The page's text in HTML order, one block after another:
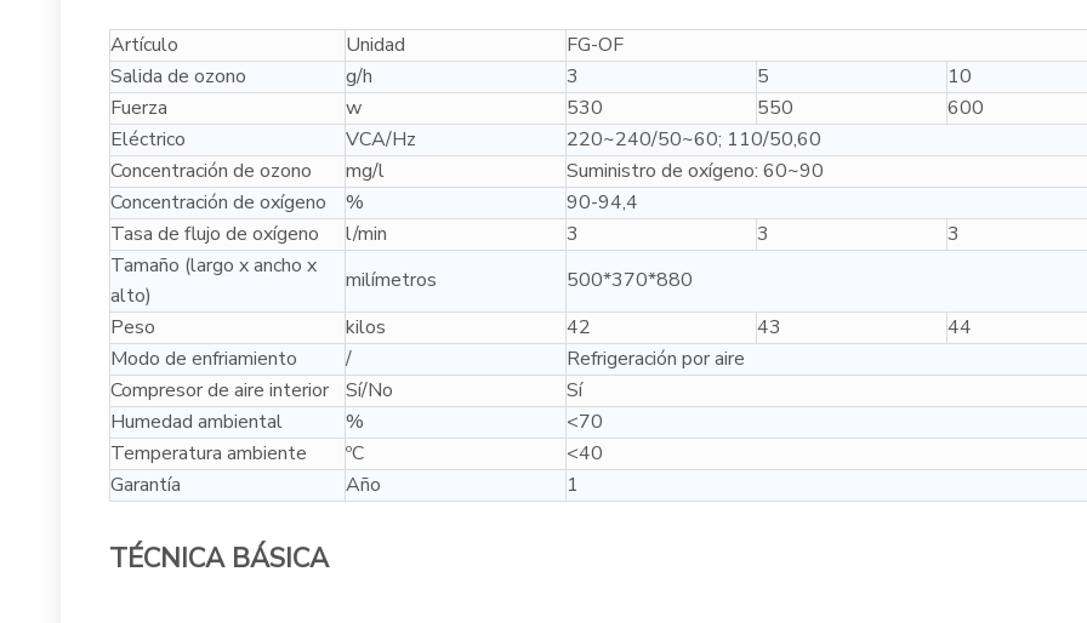
Artículo Unidad
FG-OF
Salida de ozono
g/h 3 5 10
Fuerza
w 530 550 600
Eléctrico
VCA/Hz
220~240/50~60; 110/50,60
Concentración de ozono
mg/l
Suministro de oxígeno: 60~90
Concentración de oxígeno
%
90-94,4
Tasa de flujo de oxígeno
l/min 3 3 3
Tamaño (largo x ancho x
alto)
milímetros
500*370*880
Peso
kilos 42 43 44
Modo de enfriamiento
/
Refrigeración por aire
Compresor de aire interior
Sí/No
Sí
Humedad ambiental
%
<70
Temperatura ambiente
ºC
<40
Garantía
Año 1
TÉCNICA BÁSICA